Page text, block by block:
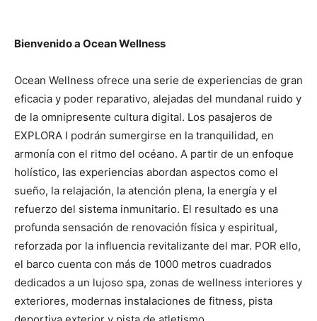
Bienvenido a Ocean Wellness
Ocean Wellness ofrece una serie de experiencias de gran
eficacia y poder reparativo, alejadas del mundanal ruido y
de la omnipresente cultura digital. Los pasajeros de
EXPLORA I podrán sumergirse en la tranquilidad, en
armonía con el ritmo del océano. A partir de un enfoque
holístico, las experiencias abordan aspectos como el
sueño, la relajación, la atención plena, la energía y el
refuerzo del sistema inmunitario. El resultado es una
profunda sensación de renovación física y espiritual,
reforzada por la influencia revitalizante del mar. POR ello,
el barco cuenta con más de 1000 metros cuadrados
dedicados a un lujoso spa, zonas de wellness interiores y
exteriores, modernas instalaciones de fitness, pista